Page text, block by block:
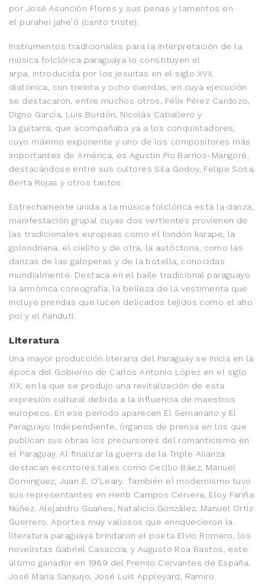
por José Asunción Flores y sus penas y lamentos en
el purahei jahe’ó (canto triste).
Instrumentos tradicionales para la interpretación de la
música folclórica paraguaya lo constituyen el
arpa, introducida por los jesuitas en el siglo XVII,
diatónica, con treinta y ocho cuerdas, en cuya ejecución
se destacaron, entre muchos otros, Félix Pérez Cardozo,
Digno García, Luís Bordón, Nicolás Caballero y
la guitarra, que acompañaba ya a los conquistadores,
cuyo máximo exponente y uno de los compositores más
importantes de América, es Agustín Pio Barrios-Mangoré,
destacándose entre sus cultores Sila Godoy, Felipe Sosa,
Berta Rojas y otros tantos.
Estrechamente unida a la música folclórica está la danza,
manifestación grupal cuyas dos vertientes provienen de
las tradicionales europeas como el londón karape, la
golondriana, el cielito y de otra, la autóctona, como las
danzas de las galoperas y de la botella, conocidas
mundialmente. Destaca en el baile tradicional paraguayo
la armónica coreografía, la belleza de la vestimenta que
incluye prendas que lucen delicados tejidos como el aho
poi y el ñanduti.
Literatura
Una mayor producción literaria del Paraguay se inicia en la
época del Gobierno de Carlos Antonio López en el siglo
XIX, en la que se produjo una revitalización de esta
expresión cultural debida a la influencia de maestros
europeos. En ese período aparecen El Semanario y El
Paraguayo Independiente, órganos de prensa en los que
publican sus obras los precursores del romanticismo en
el Paraguay. Al finalizar la guerra de la Triple Alianza
destacan escritores tales como Cecilio Báez, Manuel
Domínguez, Juan E. O’Leary. También el modernismo tuvo
sus representantes en Herib Campos Cervera, Eloy Fariña
Núñez, Alejandro Guanes, Natalicio González, Manuel Ortiz
Guerrero. Aportes muy valiosos que enriquecieron la
literatura paraguaya brindaron el poeta Elvio Romero, los
novelistas Gabriel Casaccia, y Augusto Roa Bastos, este
último ganador en 1989 del Premio Cervantes de España.
José María Sanjurjo, José Luis Appleyard, Ramiro